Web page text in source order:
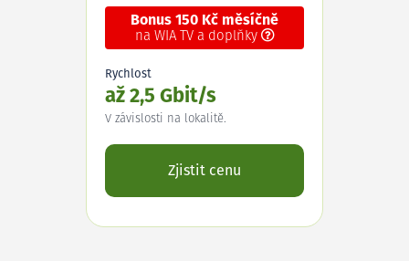
Bonus 150 Kč měsíčně
na WIA TV a doplňky
Rychlost
až 2,5 Gbit/s
V závislosti na lokalitě.
Zjistit cenu